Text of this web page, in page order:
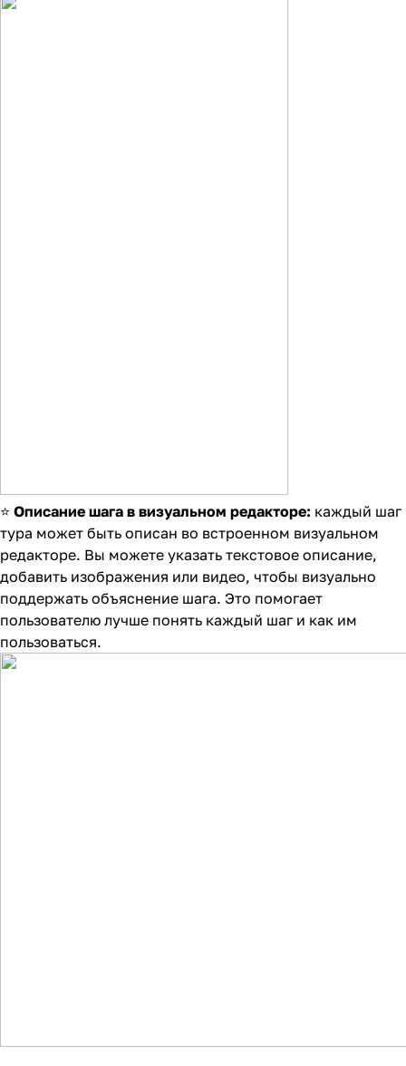
⭐ Описание шага в визуальном редакторе: каждый шаг
тура может быть описан во встроенном визуальном
редакторе. Вы можете указать текстовое описание,
добавить изображения или видео, чтобы визуально
поддержать объяснение шага. Это помогает
пользователю лучше понять каждый шаг и как им
пользоваться.